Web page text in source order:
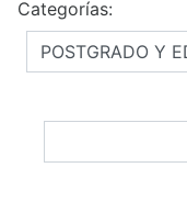
Categorías: